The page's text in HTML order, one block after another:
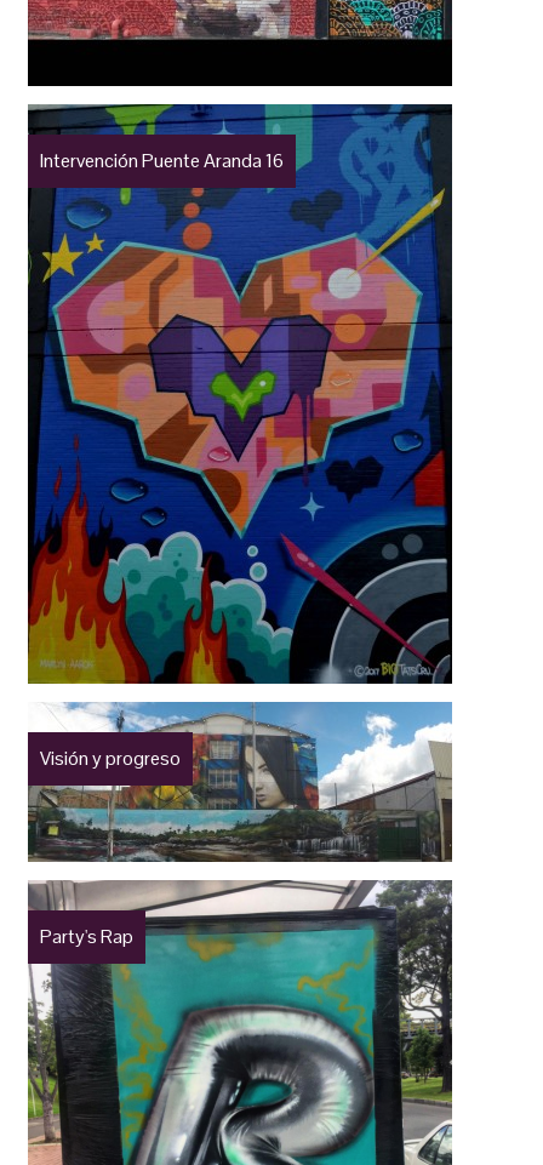
Intervención Puente Aranda 16
Visión y progreso
Party's Rap